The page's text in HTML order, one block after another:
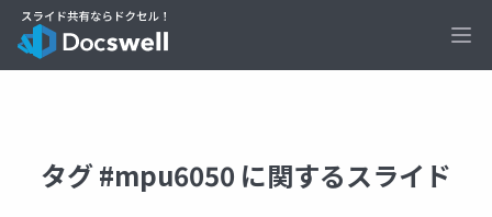
タグ #mpu6050 に関するスライド